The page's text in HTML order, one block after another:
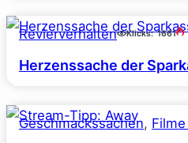
Revierverhalten Klicks: 1661
Herzenssache der
Geschmackssachen,